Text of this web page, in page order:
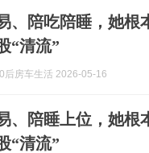
、陪吃陪睡，她根
“清流”
后房车生活 2026-05-16
、陪睡上位，她根
“清流”